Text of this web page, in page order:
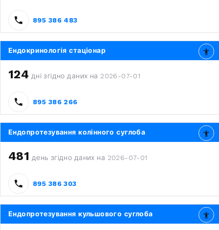
895 386 483
Ендокринологія стаціонар
124 дні згідно даних на 2026-07-01
895 386 266
Ендопротезування колінного суглоба
481 день згідно даних на 2026-07-01
895 386 303
Ендопротезування кульшового суглоба